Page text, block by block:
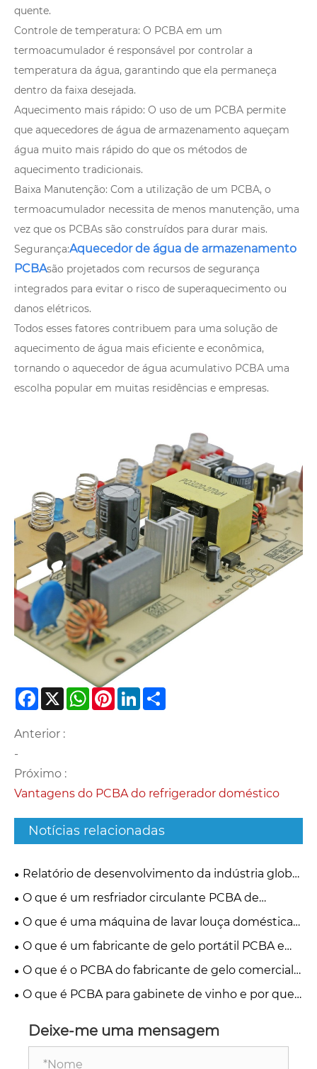
quente.
Controle de temperatura: O PCBA em um
termoacumulador é responsável por controlar a
temperatura da água, garantindo que ela permaneça
dentro da faixa desejada.
Aquecimento mais rápido: O uso de um PCBA permite
que aquecedores de água de armazenamento aqueçam
água muito mais rápido do que os métodos de
aquecimento tradicionais.
Baixa Manutenção: Com a utilização de um PCBA, o
termoacumulador necessita de menos manutenção, uma
vez que os PCBAs são construídos para durar mais.
Segurança:Aquecedor de água de armazenamento
PCBAsão projetados com recursos de segurança
integrados para evitar o risco de superaquecimento ou
danos elétricos.
Todos esses fatores contribuem para uma solução de
aquecimento de água mais eficiente e econômica,
tornando o aquecedor de água acumulativo PCBA uma
escolha popular em muitas residências e empresas.
Facebook
X WhatsApp
PinterestLinkedIn
Anterior :
-
Próximo :
Vantagens do PCBA do refrigerador doméstico
Notícias relacionadas
Relatório de desenvolvimento da indústria global
de PCBA de 2026: experiência de fabricação,
experiência em engenharia e confiabilidade da
cadeia de suprimentos
O que é um resfriador circulante PCBA de
laboratório e por que ele é importante para o
controle preciso da temperatura
O que é uma máquina de lavar louça doméstica
PCBA e como ela controla as máquinas de lavar
louça modernas
O que é um fabricante de gelo portátil PCBA e
como ele controla a produção de gelo
O que é o PCBA do fabricante de gelo comercial
e por que ele é fundamental para o desempenho
da máquina de gelo
O que é PCBA para gabinete de vinho e por que
armazenamento de vinho
Deixe-me uma mensagem